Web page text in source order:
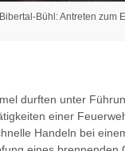
Bühl: Antreten
durften unter
einer
Handeln bei